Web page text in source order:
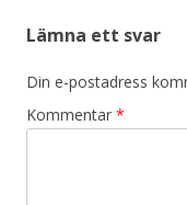
Lämna ett svar
Din e-postadress
Kommentar *